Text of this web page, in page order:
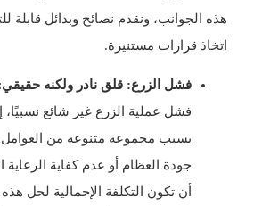
هذه الجوانب، ونقدم نصائح وبدائل قابلة
اتخاذ قرارات مستنيرة.
فشل الزرع: قلق نادر ولكنه حقيقي
فشل عملية الزرع غير شائع نسبيًا،
بسبب مجموعة متنوعة من
جودة العظام أو عدم كفاية الرعاية
أن تكون التكلفة الإجمالية لحل